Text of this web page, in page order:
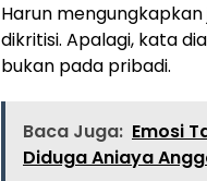
Harun
dikritisi. Apalagi, kata
bukan pada pribadi.
Baca Juga: Emosi
Diduga Aniaya